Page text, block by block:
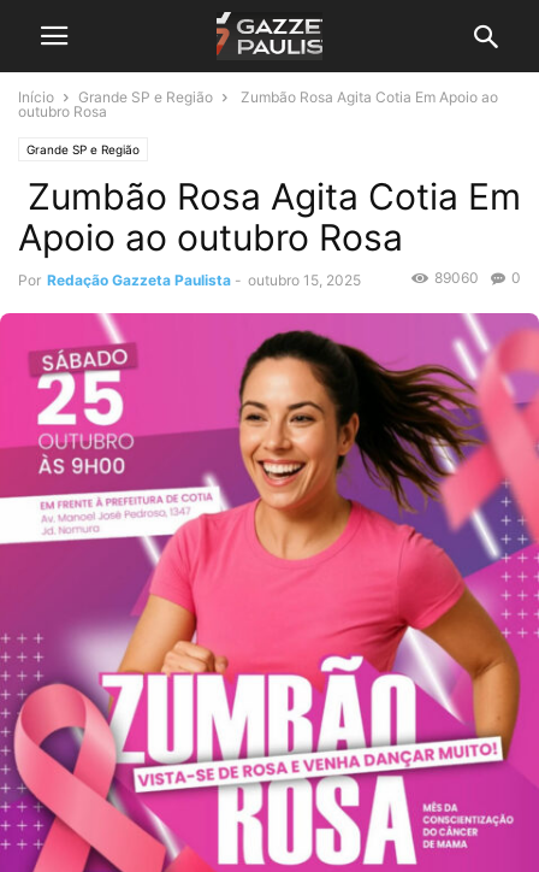
Início Grande SP e Região
Zumbão Rosa Agita Cotia Em Apoio ao
outubro Rosa
Grande SP e Região
Zumbão Rosa Agita Cotia Em
Apoio ao outubro Rosa
Por Redação Gazzeta Paulista - outubro 15, 2025 0
89060